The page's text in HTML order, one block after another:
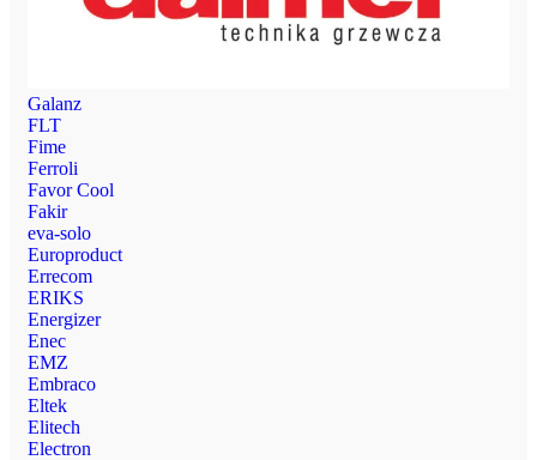
Galanz
FLT
Fime
Ferroli
Favor Cool
Fakir
eva-solo
Europroduct
Errecom
ERIKS
Energizer
Enec
EMZ
Embraco
Eltek
Elitech
Electron